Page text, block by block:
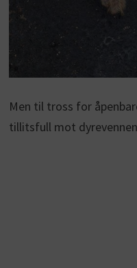
Men til tross for
tillitsfull mot